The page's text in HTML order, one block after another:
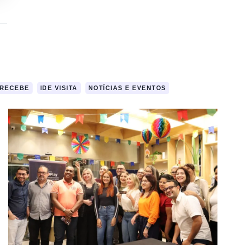
IDE VISITA NOTÍCIAS E EVENTOS